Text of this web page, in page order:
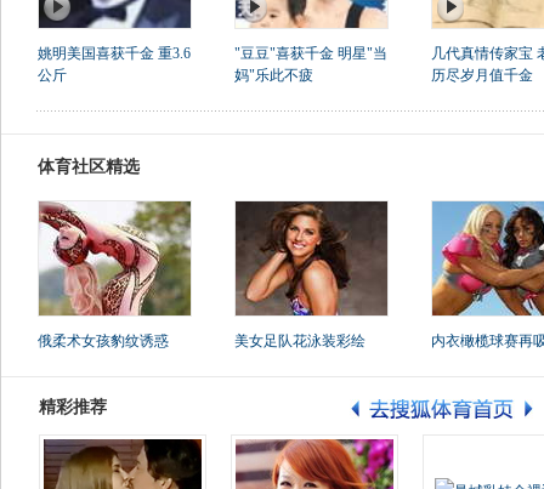
姚明美国喜获千金 重3.6
公斤
"豆豆"喜获千金 明星"当
妈"乐此不疲
几代真情传家宝
历尽岁月值千金
体育社区精选
俄柔术女孩豹纹诱惑 美女足队花泳装彩绘 内衣橄榄球赛再
精彩推荐